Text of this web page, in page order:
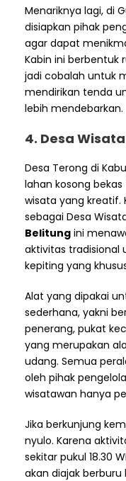
Menariknya lagi, di
disiapkan pihak
agar dapat
Kabin ini berbentuk
jadi cobalah untuk
mendirikan tenda
lebih mendebarkan.
4. Desa
Desa Terong di
lahan kosong
wisata yang kreatif.
sebagai Desa
Belitung ini
aktivitas tradisional
kepiting yang
Alat yang dipakai
sederhana, yakni
penerang, pukat
yang merupakan
udang. Semua
oleh pihak
wisatawan hanya
Jika berkunjung
nyulo. Karena
sekitar pukul 18.30
akan diajak